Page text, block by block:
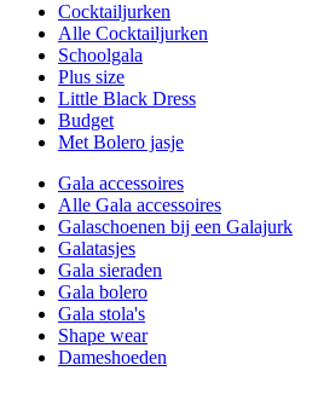
Cocktailjurken
Alle Cocktailjurken
Schoolgala
Plus size
Little Black Dress
Budget
Met Bolero jasje
Gala accessoires
Alle Gala accessoires
Galaschoenen bij een Galajurk
Galatasjes
Gala sieraden
Gala bolero
Gala stola's
Shape wear
Dameshoeden